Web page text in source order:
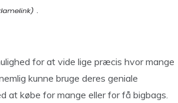
.
for at vide lige præcis hvor mange
kunne bruge deres geniale
at købe for mange eller for få bigbags.